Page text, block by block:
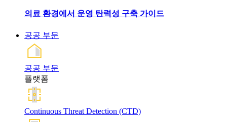
의료 환경에서 운영 탄력성 구축 가이드
공공 부문
공공 부문
플랫폼
Continuous Threat Detection (CTD)